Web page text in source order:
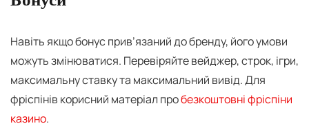
Навіть якщо бонус прив’язаний до бренду, його умови
можуть змінюватися. Перевіряйте вейджер, строк, ігри,
максимальну ставку та максимальний вивід. Для
фріспінів корисний матеріал пробезкоштовні фріспіни
казино.